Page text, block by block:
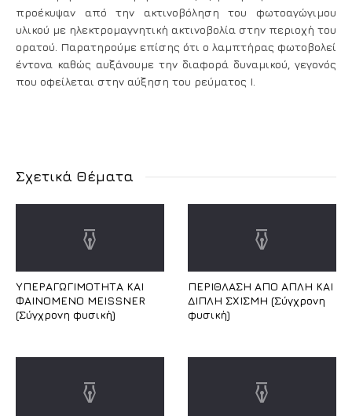
προέκυψαν από την ακτινοβόληση του φωτοαγώγιμου
υλικού με ηλεκτρομαγνητική ακτινοβολία στην περιοχή του
ορατού. Παρατηρούμε επίσης ότι ο λαμπτήρας φωτοβολεί
έντονα καθώς αυξάνουμε την διαφορά δυναμικού, γεγονός
που οφείλεται στην αύξηση του ρεύματος Ι.
Σχετικά Θέματα
ΥΠΕΡΑΓΩΓΙΜΟΤΗΤΑ ΚΑΙ
ΦΑΙΝΟΜΕΝΟ MEISSNER
(Σύγχρονη φυσική)
ΠΕΡΙΘΛΑΣΗ ΑΠΟ ΑΠΛΗ ΚΑΙ
ΔΙΠΛΗ ΣΧΙΣΜΗ (Σύγχρονη
φυσική)